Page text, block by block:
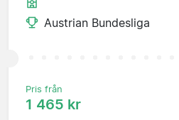
Austrian Bundesliga
Pris från
1 465 kr